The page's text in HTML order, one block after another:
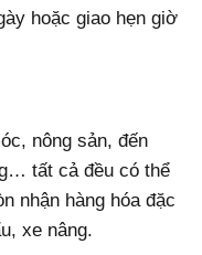
hoặc giao hẹn giờ
nông sản, đến
tất cả đều có thể
nhận hàng hóa đặc
xe nâng.